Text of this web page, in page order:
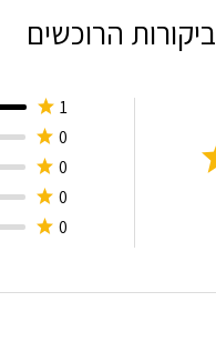
ביקורות הרוכשים
1
0
0
0
0